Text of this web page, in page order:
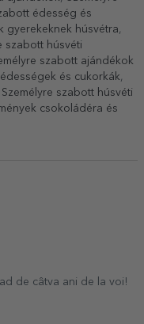
édesség és
gyerekeknek húsvétra,
szabott húsvéti
szabott ajándékok
és cukorkák,
Személyre szabott húsvéti
csokoládéra és
de câtva ani de la voi!